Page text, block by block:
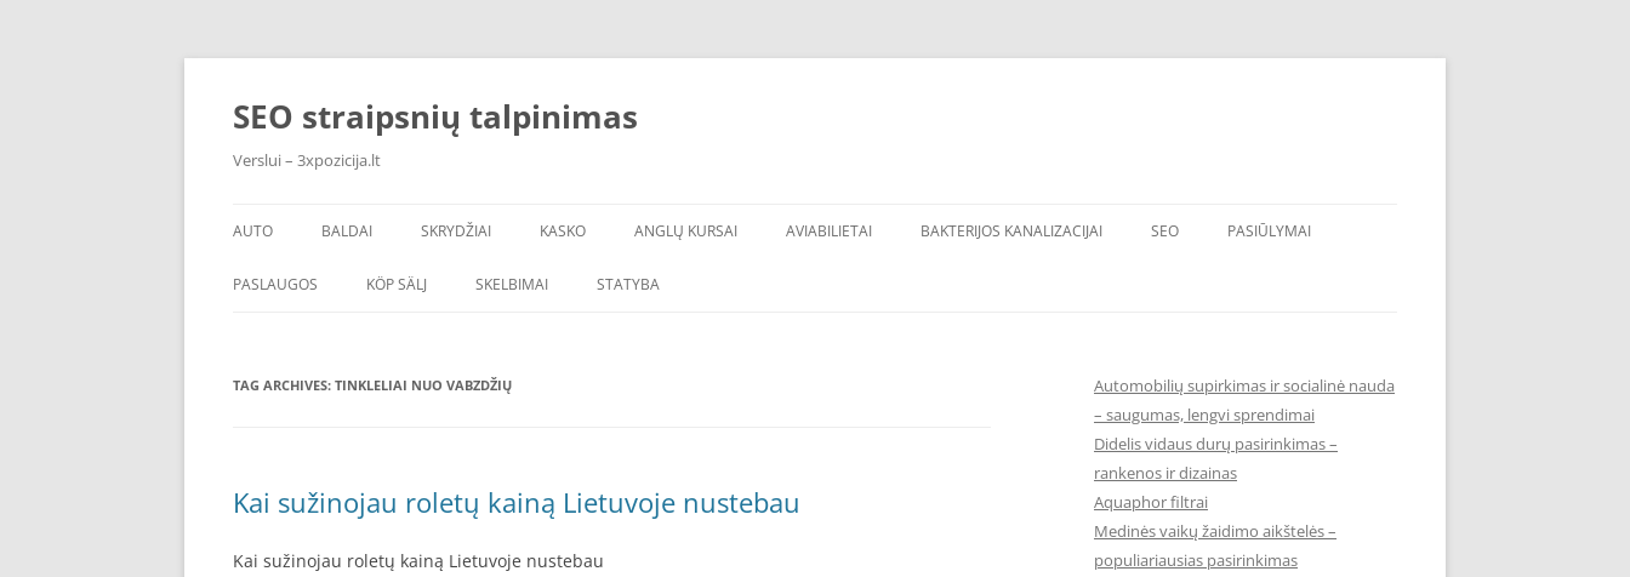
Skip
SEO straipsnių talpinimas
Verslui – 3xpozicija.lt
AUTO BALDAI SKRYDŽIAI KASKO ANGLŲ KURSAI AVIABILIETAI BAKTERIJOS KANALIZACIJAI SEO PASIŪLYMAI
PASLAUGOS KÖP SÄLJ SKELBIMAI STATYBA
TAG ARCHIVES: TINKLELIAI NUO VABZDŽIŲ
Kai sužinojau roletų kainą Lietuvoje nustebau
Kai sužinojau roletų kainą Lietuvoje nustebau
Automobilių supirkimas ir socialinė nauda
– saugumas, lengvi sprendimai
Didelis vidaus durų pasirinkimas –
rankenos ir dizainas
Aquaphor filtrai
Medinės vaikų žaidimo aikštelės –
populiariausias pasirinkimas